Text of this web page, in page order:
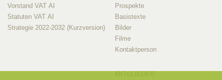
Vorstand VAT AI
Statuten VAT AI
Strategie 2022-2032 (Kurzversion)
Prospekte
Basistexte
Bilder
Filme
Kontaktperson